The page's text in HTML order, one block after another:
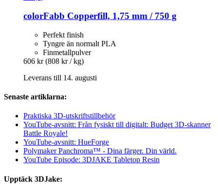
colorFabb Copperfill, 1,75 mm / 750 g
Perfekt finish
Tyngre än normalt PLA
Finmetallpulver
606 kr (808 kr / kg)
Leverans till 14. augusti
Senaste artiklarna:
Praktiska 3D-utskriftstillbehör
YouTube-avsnitt: Från fysiskt till digitalt: Budget 3D-skanner
Battle Royale!
YouTube-avsnitt: HueForge
Polymaker Panchroma™ - Dina färger. Din värld.
YouTube Episode: 3DJAKE Tabletop Resin
Upptäck 3DJake: